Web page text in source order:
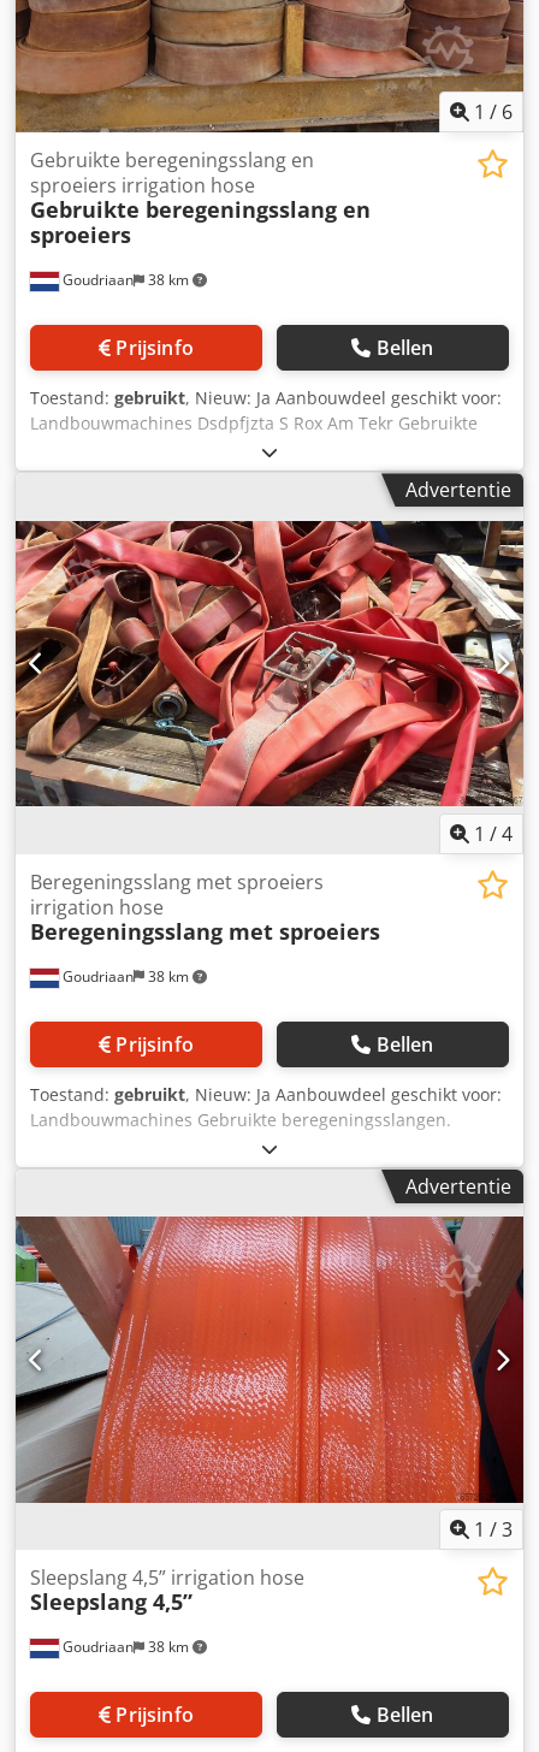
1 / 6
Goudriaan 38 km
Gebruikte beregeningsslang en
sproeiers irrigation hose
Gebruikte beregeningsslang en
sproeiers
Prijsinfo Bellen
Toestand: gebruikt, Nieuw: Ja Aanbouwdeel geschikt voor:
Landbouwmachines Dsdpfjzta S Rox Am Tekr Gebruikte
beregeningsslang en sproeiers 3” beregeningsslang
4” beregeningsslang In diverse lengtes Diverse sproeiers
Advertentie
1 /4
Goudriaan 38 km
Beregeningsslang met sproeiers
irrigation hose
Beregeningsslang met sproeiers
Prijsinfo Bellen
Toestand: gebruikt, Nieuw: Ja Aanbouwdeel geschikt voor:
Landbouwmachines Gebruikte beregeningsslangen.
Stukken van 20 of 25 meter met een sproeier erin. Groot
assortiment. 3" en 4". Slang naar wens uitzoeken. Sproeit
altijd!! Dedpfx Amozta S Dj Tokr Wij kunnen ook nieuwe
slang en koppelingen leveren. Staat: Nieuw
Advertentie
1 /3
Goudriaan 38 km
Sleepslang 4,5” irrigation hose
Sleepslang 4,5”
Prijsinfo Bellen